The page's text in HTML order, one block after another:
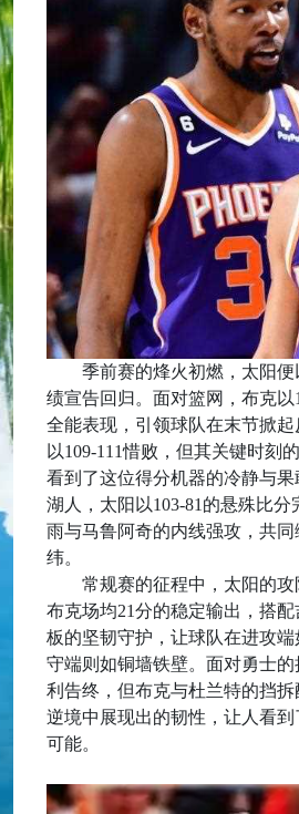
季前赛的烽火初燃，太阳
绩宣告回归。面对篮网，布克以
全能表现，引领球队在末节掀
以109-111惜败，但其关键时刻
看到了这位得分机器的冷静与
湖人，太阳以103-81的悬殊比分
雨与马鲁阿奇的内线强攻，共
纬。
常规赛的征程中，太阳的攻
布克场均21分的稳定输出，搭
板的坚韧守护，让球队在进攻
守端则如铜墙铁壁。面对勇士
利告终，但布克与杜兰特的挡
逆境中展现出的韧性，让人看
可能。